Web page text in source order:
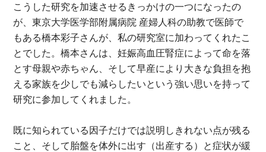
こうした研究を加速させるきっかけの一つになったの
が、東京大学医学部附属病院 産婦人科の助教で医師で
もある橋本彩子さんが、私の研究室に加わってくれたこ
とでした。橋本さんは、妊娠高血圧腎症によって命を落
とす母親や赤ちゃん、そして早産により大きな負担を抱
える家族を少しでも減らしたいという強い思いを持って
研究に参加してくれました。
既に知られている因子だけでは説明しきれない点が残る
こと、そして胎盤を体外に出す（出産する）と症状が緩